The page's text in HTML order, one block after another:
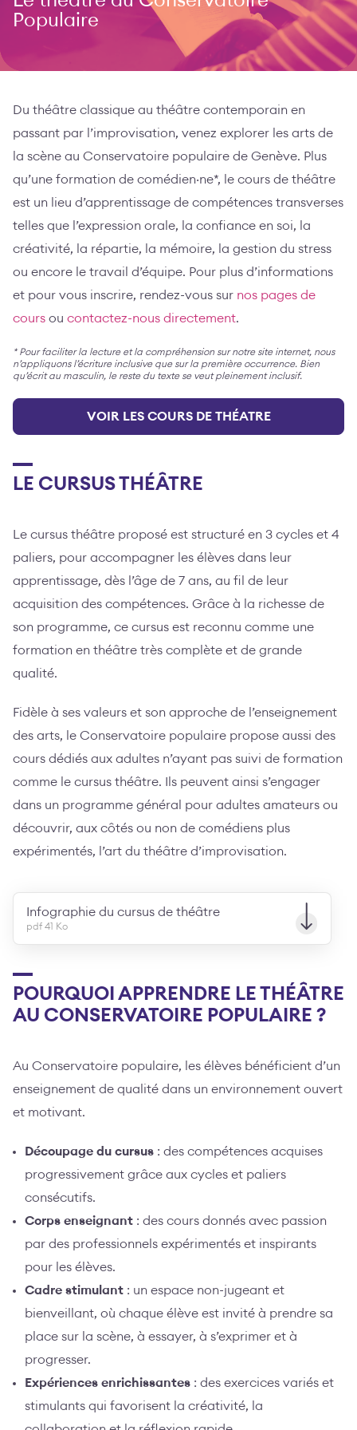
Populaire
Du théâtre classique au théâtre contemporain en
passant par l’improvisation, venez explorer les arts de
la scène au Conservatoire populaire de Genève. Plus
qu’une formation de comédien·ne*, le cours de théâtre
est un lieu d’apprentissage de compétences transverses
telles que l’expression orale, la confiance en soi, la
créativité, la répartie, la mémoire, la gestion du stress
ou encore le travail d’équipe. Pour plus d’informations
et pour vous inscrire, rendez-vous sur nos pages de
cours ou contactez-nous directement.
* Pour faciliter la lecture et la compréhension sur notre site internet, nous
n’appliquons l’écriture inclusive que sur la première occurrence. Bien
qu’écrit au masculin, le reste du texte se veut pleinement inclusif.
VOIR LES COURS DE THÉATRE
LE CURSUS THÉÂTRE
Le cursus théâtre proposé est structuré en 3 cycles et 4
paliers, pour accompagner les élèves dans leur
apprentissage, dès l’âge de 7 ans, au fil de leur
acquisition des compétences. Grâce à la richesse de
son programme, ce cursus est reconnu comme une
formation en théâtre très complète et de grande
qualité.
Fidèle à ses valeurs et son approche de l’enseignement
des arts, le Conservatoire populaire propose aussi des
cours dédiés aux adultes n’ayant pas suivi de formation
comme le cursus théâtre. Ils peuvent ainsi s’engager
dans un programme général pour adultes amateurs ou
découvrir, aux côtés ou non de comédiens plus
expérimentés, l’art du théâtre d’improvisation.
Infographie du cursus de théâtre
pdf 41 Ko
POURQUOI APPRENDRE LE THÉÂTRE
AU CONSERVATOIRE POPULAIRE ?
Au Conservatoire populaire, les élèves bénéficient d’un
enseignement de qualité dans un environnement ouvert
et motivant.
Découpage du cursus : des compétences acquises
progressivement grâce aux cycles et paliers
consécutifs.
Corps enseignant : des cours donnés avec passion
par des professionnels expérimentés et inspirants
pour les élèves.
Cadre stimulant : un espace non-jugeant et
bienveillant, où chaque élève est invité à prendre sa
place sur la scène, à essayer, à s’exprimer et à
progresser.
Expériences enrichissantes : des exercices variés et
stimulants qui favorisent la créativité, la